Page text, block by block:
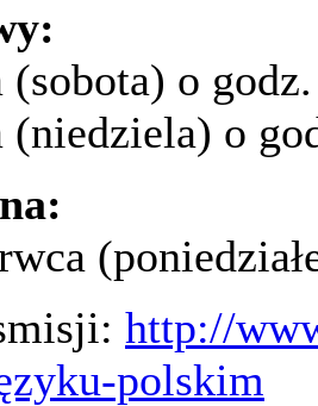
(sobota) o
(niedziela) o
http://
polskim